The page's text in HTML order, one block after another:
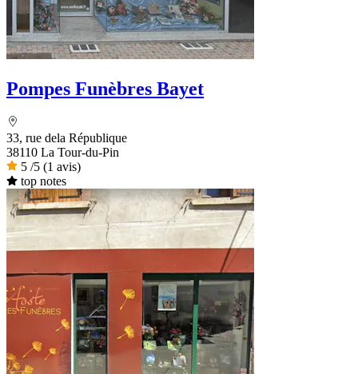
Pompes Funèbres Bayet
33, rue dela République
38110 La Tour-du-Pin
5 /5 (1 avis)
top notes